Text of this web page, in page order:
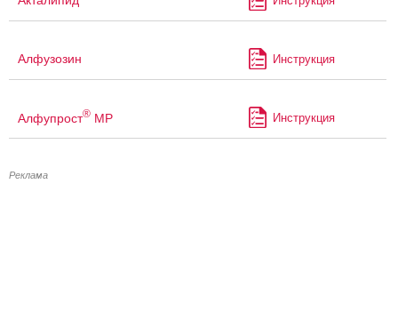
Алфузозин Инструкция
Алфупрост® МР Инструкция
Реклама